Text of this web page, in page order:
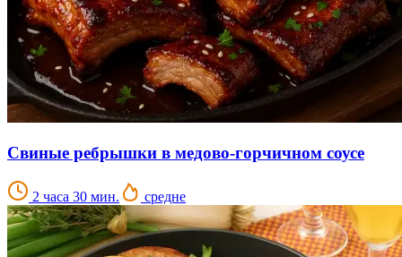
Свиные ребрышки в медово-горчичном соусе
2 часа 30 мин. средне